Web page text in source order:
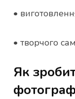
•
• творчого
Як